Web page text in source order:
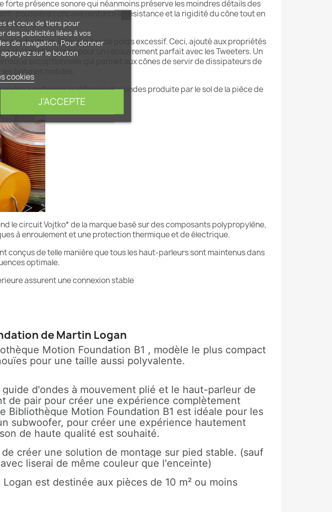
présence sonore qui néanmoins préserve les moindres détails des
poussière concave renforce la résistance et la rigidité du cône tout en
de rupture.
conducteurs sans ajouter de poids excessif. Ceci, ajouté aux propriétés
et sans résonance pour un recouvrement parfait avec les Tweeters. Un
exceptionnelle qui permet aux cônes de servir de dissipateurs de
bobines mobiles.
a optimiser la réflexion des ondes produite par le sol de la pièce de
naturel et plus précis.
le circuit Vojtko* de la marque basé sur des composants polypropylène,
à enroulement et une protection thermique et de électrique.
conçus de telle manière que tous les haut-parleurs sont maintenus dans
optimale.
assurent une connexion stable
de Martin Logan
Motion Foundation B1 , modèle le plus compact
pour une taille aussi polyvalente.
d'ondes à mouvement plié et le haut-parleur de
de pair pour créer une expérience complètement
Bibliothèque Motion Foundation B1 est idéale pour les
subwoofer, pour créer une expérience hautement
de haute qualité est souhaité.
créer une solution de montage sur pied stable. (sauf
liserai de même couleur que l'enceinte)
est destinée aux pièces de 10 m² ou moins
et ceux de tiers pour
des publicités liées à vos
de navigation. Pour donner
sur le bouton
cookies
J'ACCEPTE